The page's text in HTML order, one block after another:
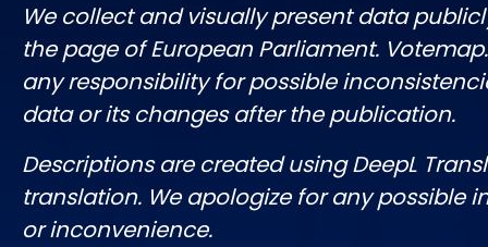
We collect and visually present data
the page of European Parliament.
any responsibility for possible
data or its changes after the publication.
Descriptions are created using DeepL
translation. We apologize for any possible
or inconvenience.